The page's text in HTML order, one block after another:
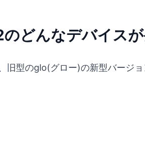
どんなデバイス
型のglo(グロー)の新型バージ